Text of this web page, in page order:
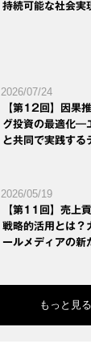
持続可能な社会実
2026/07/24
【第12回】因果
グ投資の最適化
と共同で実践す
2026/05/19
【第11回】売上
戦略的活用とは？
ールメディアの新
もっと見る